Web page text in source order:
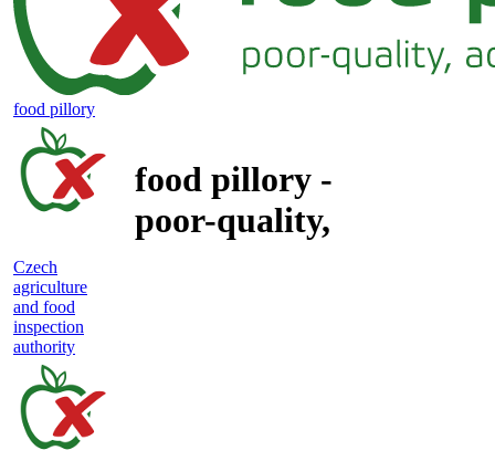
food pillory
food pillory -
poor-quality,
Czech
agriculture
and food
inspection
authority